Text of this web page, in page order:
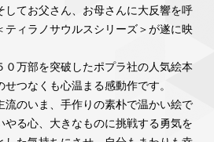
してお父さん、お母さんに大反響を呼
ティラノサウルスシリーズ＞が遂に映
０万部を突破したポプラ社の人気絵本
つなくも心温まる感動作です。
流のいま、手作りの素朴で温かい絵で
る心、大きなものに挑戦する勇気を